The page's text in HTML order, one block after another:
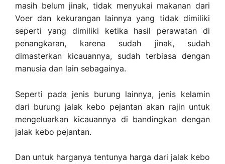
masih belum jinak, tidak menyukai makanan dari
Voer dan kekurangan lainnya yang tidak dimiliki
seperti yang dimiliki ketika hasil perawatan di
penangkaran, karena sudah jinak, sudah
dimasterkan kicauannya, sudah terbiasa dengan
manusia dan lain sebagainya.
Seperti pada jenis burung lainnya, jenis kelamin
dari burung jalak kebo pejantan akan rajin untuk
mengeluarkan kicauannya di bandingkan dengan
jalak kebo pejantan.
Dan untuk harganya tentunya harga dari jalak kebo